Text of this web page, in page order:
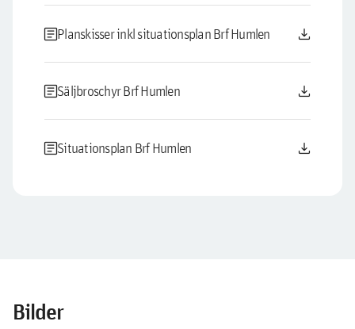
articlePlanskisser inkl situationsplan Brf Humlen download
articleSäljbroschyr Brf Humlen download
articleSituationsplan Brf Humlen download
Bilder